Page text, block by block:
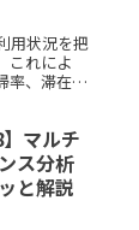
用状況を把
これによ
率、滞在時
】マルチ
ス分析
と解説